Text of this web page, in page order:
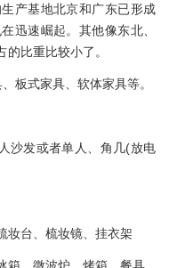
产基地北京和广东已形成
迅速崛起。其他像东北、
比重比较小了。
板式家具、软体家具等。
沙发或者单人、角几(放电
妆台、梳妆镜、挂衣架